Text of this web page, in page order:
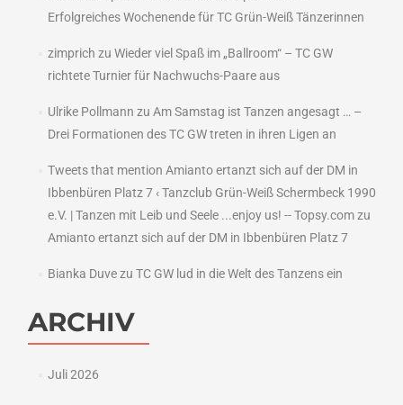
Erfolgreiches Wochenende für TC Grün-Weiß Tänzerinnen
zimprich zu Wieder viel Spaß im „Ballroom“ – TC GW
richtete Turnier für Nachwuchs-Paare aus
Ulrike Pollmann zu Am Samstag ist Tanzen angesagt … –
Drei Formationen des TC GW treten in ihren Ligen an
Tweets that mention Amianto ertanzt sich auf der DM in
Ibbenbüren Platz 7 ‹ Tanzclub Grün-Weiß Schermbeck 1990
e.V. | Tanzen mit Leib und Seele ...enjoy us! -- Topsy.comzu
Amianto ertanzt sich auf der DM in Ibbenbüren Platz 7
Bianka Duvezu TC GW lud in die Welt des Tanzens ein
ARCHIV
Juli 2026